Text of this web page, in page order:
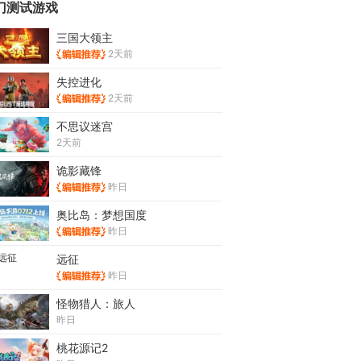
测试游戏
三国大领主
2天前
失控进化
2天前
不思议迷宫
2天前
诡影藏锋
昨日
奥比岛：梦想国度
昨日
远征
昨日
怪物猎人：旅人
昨日
桃花源记2